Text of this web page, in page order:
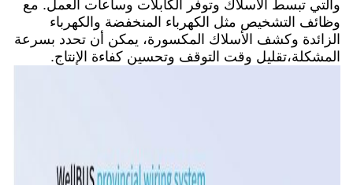
والتي تبسط الأسلاك وتوفر الكابلات وساعات العمل. مع
وظائف التشخيص مثل الكهرباء المنخفضة والكهرباء
الزائدة وكشف الأسلاك المكسورة، يمكن أن تحدد بسرعة
المشكلة،تقليل وقت التوقف وتحسين كفاءة الإنتاج.